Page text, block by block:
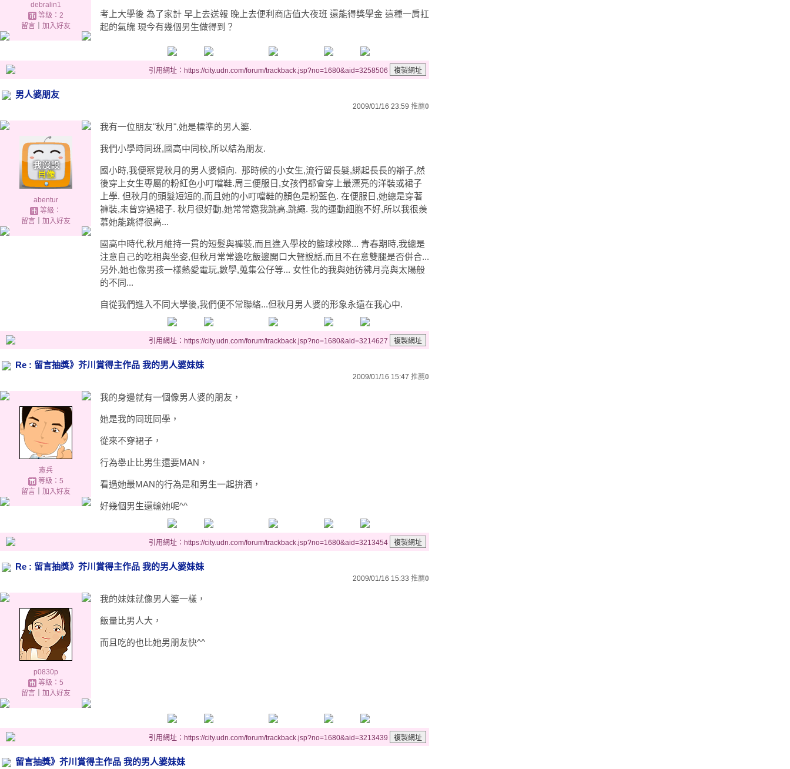
debralin1
等級：2
留言｜ 加入好友
考上大學後 為了家計 早上去送報 晚上去便利商店值大夜班 還能得獎學金 這種一肩扛
起的氣魄 現今有幾個男生做得到？
引用網址：https://city.udn.com/forum/trackback.jsp?no=1680&aid=3258506
男人婆朋友
2009/01/16 23:59 推薦0
abentur
等級：
留言｜ 加入好友
我有一位朋友"秋月",她是標準的男人婆.
我們小學時同班,國高中同校,所以結為朋友.
國小時,我便察覺秋月的男人婆傾向. 那時候的小女生,流行留長髮,綁起長長的辮子,然
後穿上女生專屬的粉紅色小叮噹鞋.周三便服日,女孩們都會穿上最漂亮的洋裝或裙子
上學. 但秋月的頭髮短短的,而且她的小叮噹鞋的顏色是粉藍色. 在便服日,她總是穿著
褲裝,未曾穿過裙子. 秋月很好動,她常常邀我跳高,跳繩. 我的運動細胞不好,所以我很羨
慕她能跳得很高...
國高中時代,秋月維持一貫的短髮與褲裝,而且進入學校的籃球校隊... 青春期時,我總是
注意自己的吃相與坐姿,但秋月常常邊吃飯邊開口大聲說話,而且不在意雙腿是否併合...
另外,她也像男孩一樣熱愛電玩,數學,蒐集公仔等... 女性化的我與她彷彿月亮與太陽般
的不同...
自從我們進入不同大學後,我們便不常聯絡...但秋月男人婆的形象永遠在我心中.
引用網址：https://city.udn.com/forum/trackback.jsp?no=1680&aid=3214627
Re : 留言抽獎》芥川賞得主作品 我的男人婆妹妹
2009/01/16 15:47 推薦0
憲兵
等級：5
留言｜ 加入好友
我的身邊就有一個像男人婆的朋友，
她是我的同班同學，
從來不穿裙子，
行為舉止比男生還要MAN，
看過她最MAN的行為是和男生一起拚酒，
好幾個男生還輸她呢^^
引用網址：https://city.udn.com/forum/trackback.jsp?no=1680&aid=3213454
Re : 留言抽獎》芥川賞得主作品 我的男人婆妹妹
2009/01/16 15:33 推薦0
p0830p
等級：5
留言｜ 加入好友
我的妹妹就像男人婆一樣，
飯量比男人大，
而且吃的也比她男朋友快^^
引用網址：https://city.udn.com/forum/trackback.jsp?no=1680&aid=3213439
留言抽獎》芥川賞得主作品 我的男人婆妹妹